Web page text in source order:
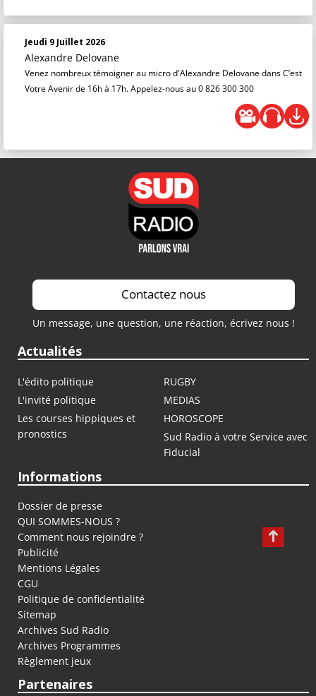
Jeudi 9 Juillet 2026
Alexandre Delovane
Venez nombreux témoigner au micro d'Alexandre Delovane dans C’est
Votre Avenir de 16h à 17h. Appelez-nous au 0 826 300 300
Contactez nous
Un message, une question, une réaction, écrivez nous !
Actualités
L'édito politique
RUGBY
L'invité politique
MEDIAS
Les courses hippiques et
pronostics
HOROSCOPE
Sud Radio à votre Service avec
Fiducial
Informations
Dossier de presse
QUI SOMMES-NOUS ?
Comment nous rejoindre ?
Publicité
Mentions Légales
CGU
Politique de confidentialité
Sitemap
Archives Sud Radio
Archives Programmes
Règlement jeux
Partenaires